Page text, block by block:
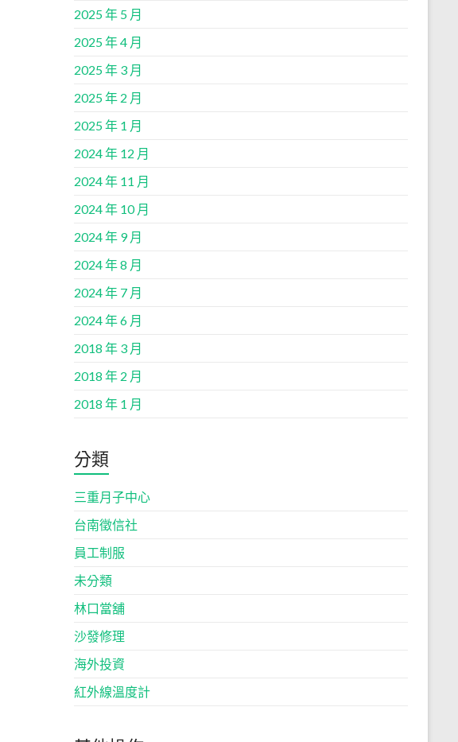
2025 年 5 月
2025 年 4 月
2025 年 3 月
2025 年 2 月
2025 年 1 月
2024 年 12 月
2024 年 11 月
2024 年 10 月
2024 年 9 月
2024 年 8 月
2024 年 7 月
2024 年 6 月
2018 年 3 月
2018 年 2 月
2018 年 1 月
分類
三重月子中心
台南徵信社
員工制服
未分類
林口當舖
沙發修理
海外投資
紅外線溫度計